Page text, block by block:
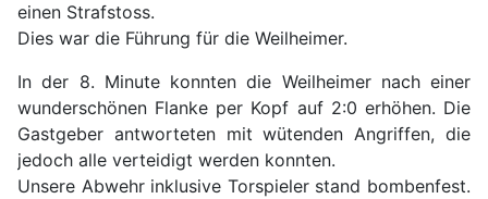
einen Strafstoss.
Dies war die Führung für die Weilheimer.
In der 8. Minute konnten die Weilheimer nach einer
wunderschönen Flanke per Kopf auf 2:0 erhöhen. Die
Gastgeber antworteten mit wütenden Angriffen, die
jedoch alle verteidigt werden konnten.
Unsere Abwehr inklusive Torspieler stand bombenfest.